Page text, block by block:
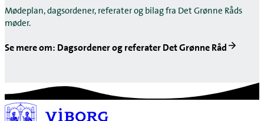
Mødeplan, dagsordener, referater og bilag fra Det Grønne Råds
møder.
Se mere om: Dagsordener og referater Det Grønne Råd